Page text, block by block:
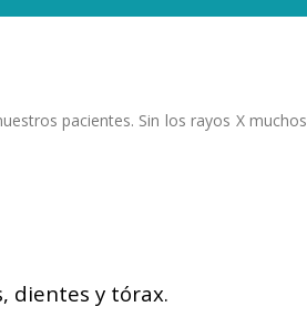
pacientes. Sin los rayos X muchos
dientes y tórax.